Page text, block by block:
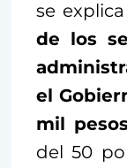
se
de los
el
mil pesos
del 50